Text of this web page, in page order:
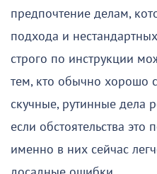
предпочтение делам,
подхода и
строго по инструкции
тем, кто обычно хорошо
скучные, рутинные дела
если обстоятельства это
именно в них сейчас